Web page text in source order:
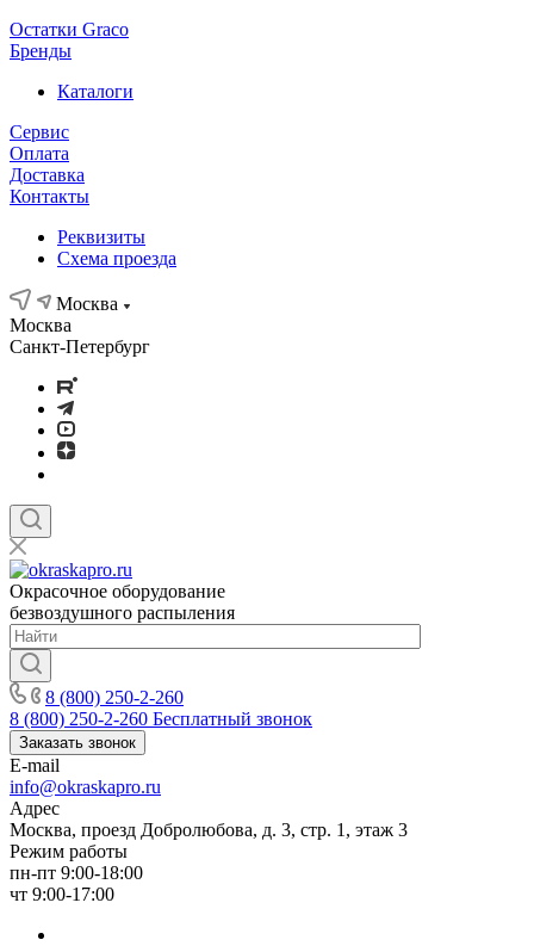
Остатки Graco
Бренды
Каталоги
Сервис
Оплата
Доставка
Контакты
Реквизиты
Схема проезда
Москва
Москва
Санкт-Петербург
Окрасочное оборудование
безвоздушного распыления
8 (800) 250-2-260
8 (800) 250-2-260 Бесплатный звонок
Заказать звонок
E-mail
info@okraskapro.ru
Адрес
Москва, проезд Добролюбова, д. 3, стр. 1, этаж 3
Режим работы
пн-пт 9:00-18:00
чт 9:00-17:00